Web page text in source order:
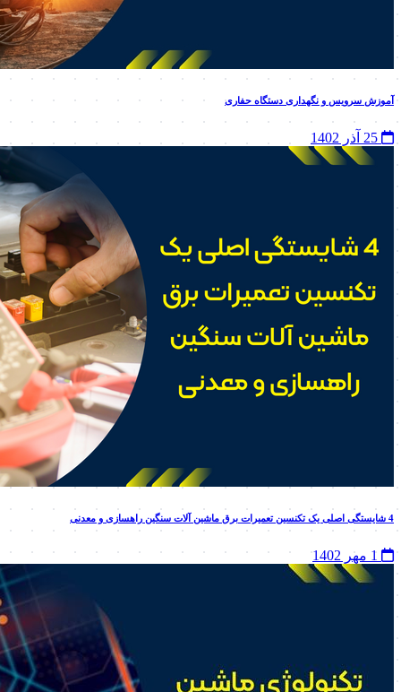
آموزش سرویس و نگهداری دستگاه حفاری
4 شایستگی اصلی یک تکنسین تعمیرات برق ماشین آلات سنگین راهسازی و معدنی